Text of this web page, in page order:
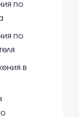
по
по
в